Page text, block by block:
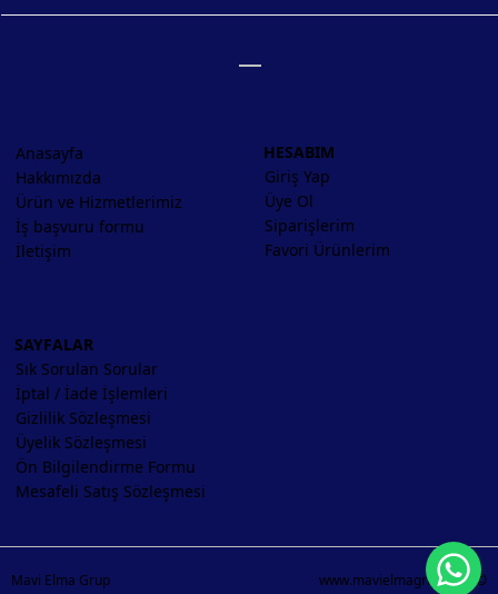
Anasayfa
Hakkımızda
Ürün ve Hizmetlerimiz
İş başvuru formu
İletişim
HESABIM
Giriş Yap
Üye Ol
Siparişlerim
Favori Ürünlerim
SAYFALAR
Sık Sorulan Sorular
İptal / İade İşlemleri
Gizlilik Sözleşmesi
Üyelik Sözleşmesi
Ön Bilgilendirme Formu
Mesafeli Satış Sözleşmesi
Mavi Elma Grup www.mavielmagrup.com ©